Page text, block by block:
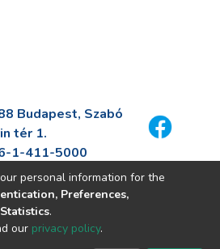
Budapest, Szabó
tér 1.
1-411-5000
fszek.hu
personal information for the
Preferences,
.
our privacy policy.